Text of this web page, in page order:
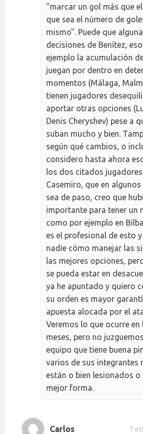
"marcar un gol más que
que sea el número de
mismo". Puede que
decisiones de Benítez,
ejemplo la acumulación
juegan por dentro en
momentos (Málaga,
tienen jugadores
aportar otras opciones
Denis Cheryshev) pese a
suban mucho y bien.
según qué cambios, o
considero hasta ahora
los dos citados
Casemiro, que en
sea de paso, creo que
importante para tener un
como por ejemplo en
es el profesional de esto
nadie cómo manejar las
las mejores opciones,
se pueda estar en
ya he apuntado y quiero
su orden es mayor
apuesta alocada por el
Veremos lo que ocurre
meses, pero no
equipo que tiene buena
varios de sus integrantes
están o bien lesionados o
mejor forma.
Carlos 7